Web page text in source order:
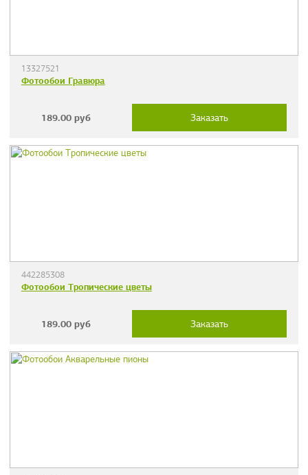
13327521
Фотообои Гравюра
189.00 руб Заказать
442285308
Фотообои Тропические цветы
189.00 руб Заказать